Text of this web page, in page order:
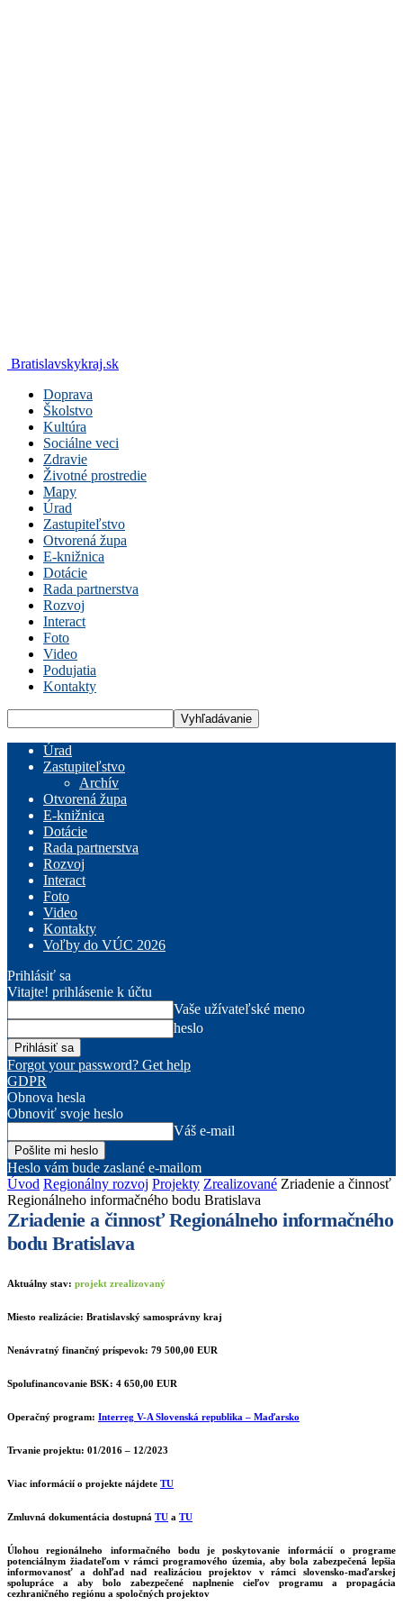
Bratislavskykraj.sk
Doprava
Školstvo
Kultúra
Sociálne veci
Zdravie
Životné prostredie
Mapy
Úrad
Zastupiteľstvo
Otvorená župa
E-knižnica
Dotácie
Rada partnerstva
Rozvoj
Interact
Foto
Video
Podujatia
Kontakty
Úrad
Zastupiteľstvo
Archív
Otvorená župa
E-knižnica
Dotácie
Rada partnerstva
Rozvoj
Interact
Foto
Video
Kontakty
Voľby do VÚC 2026
Prihlásiť sa
Vitajte! prihlásenie k účtu
Vaše užívateľské meno
heslo
Forgot your password? Get help
GDPR
Obnova hesla
Obnoviť svoje heslo
Váš e-mail
Heslo vám bude zaslané e-mailom
Úvod Regionálny rozvoj Projekty Zrealizované Zriadenie a činnosť
Regionálneho informačného bodu Bratislava
Zriadenie a činnosť Regionálneho informačného
bodu Bratislava
Aktuálny stav: projekt zrealizovaný
Miesto realizácie: Bratislavský samosprávny kraj
Nenávratný finančný príspevok: 79 500,00 EUR
Spolufinancovanie BSK: 4 650,00 EUR
Operačný program: Interreg V-A Slovenská republika – Maďarsko
Trvanie projektu: 01/2016 – 12/2023
Viac informácií o projekte nájdete TU
Zmluvná dokumentácia dostupná TU a TU
Úlohou regionálneho informačného bodu je poskytovanie informácií o programe
potenciálnym žiadateľom v rámci programového územia, aby bola zabezpečená lepšia
informovanosť a dohľad nad realizáciou projektov v rámci slovensko-maďarskej
spolupráce a aby bolo zabezpečené naplnenie cieľov programu a propagácia
cezhraničného regiónu a spoločných projektov